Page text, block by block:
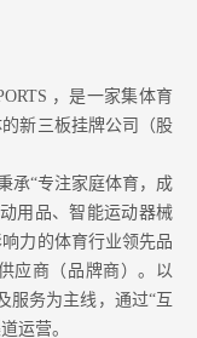
，是一家集体育
新三板挂牌公司（股
承“专注家庭体育，成
用品、智能运动器械
力的体育行业领先品
应商（品牌商）。以
服务为主线，通过“互
运营。